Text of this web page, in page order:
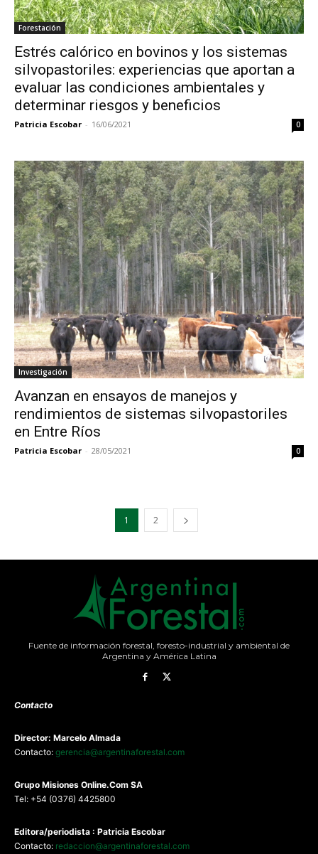
Forestación
Estrés calórico en bovinos y los sistemas
silvopastoriles: experiencias que aportan a
evaluar las condiciones ambientales y
determinar riesgos y beneficios
Patricia Escobar - 16/06/2021 0
Investigación
Avanzan en ensayos de manejos y
rendimientos de sistemas silvopastoriles
en Entre Ríos
Patricia Escobar - 28/05/2021 0
1 2
Fuente de información forestal, foresto-industrial y ambiental de
Argentina y América Latina
Contacto
Director: Marcelo Almada
Contacto: gerencia@argentinaforestal.com
Grupo Misiones Online.Com SA
Tel: +54 (0376) 4425800
Editora/periodista : Patricia Escobar
Contacto: redaccion@argentinaforestal.com